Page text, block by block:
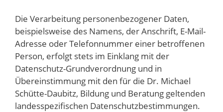
Die Verarbeitung personenbezogener Daten,
beispielsweise des Namens, der Anschrift, E-Mail-
Adresse oder Telefonnummer einer betroffenen
Person, erfolgt stets im Einklang mit der
Datenschutz-Grundverordnung und in
Übereinstimmung mit den für die Dr. Michael
Schütte-Daubitz, Bildung und Beratung geltenden
landesspezifischen Datenschutzbestimmungen.